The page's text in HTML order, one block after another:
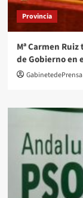
Provincia
Mª Carmen
de Gobierno en
GabinetedePrensa